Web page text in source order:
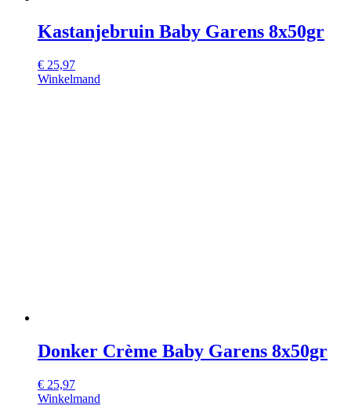
Kastanjebruin Baby Garens 8x50gr
€ 25,97
Winkelmand
Donker Crème Baby Garens 8x50gr
€ 25,97
Winkelmand